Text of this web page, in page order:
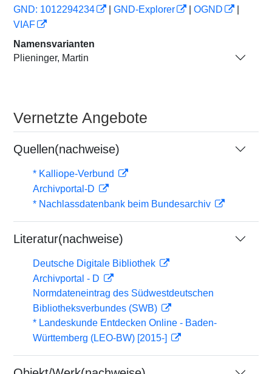
GND: 1012294234
GND-Explorer OGND
VIAF
Namensvarianten
Plieninger, Martin
Vernetzte Angebote
Quellen(nachweise)
* Kalliope-Verbund
Archivportal-D
* Nachlassdatenbank beim Bundesarchiv
Literatur(nachweise)
Deutsche Digitale Bibliothek
Archivportal - D
Normdateneintrag des Südwestdeutschen
Bibliotheksverbundes (SWB)
* Landeskunde Entdecken Online - Baden-
Württemberg (LEO-BW) [2015-]